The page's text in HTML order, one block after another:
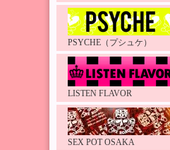
PSYCHE（プシュケ）
LISTEN FLAVOR
SEX POT OSAKA